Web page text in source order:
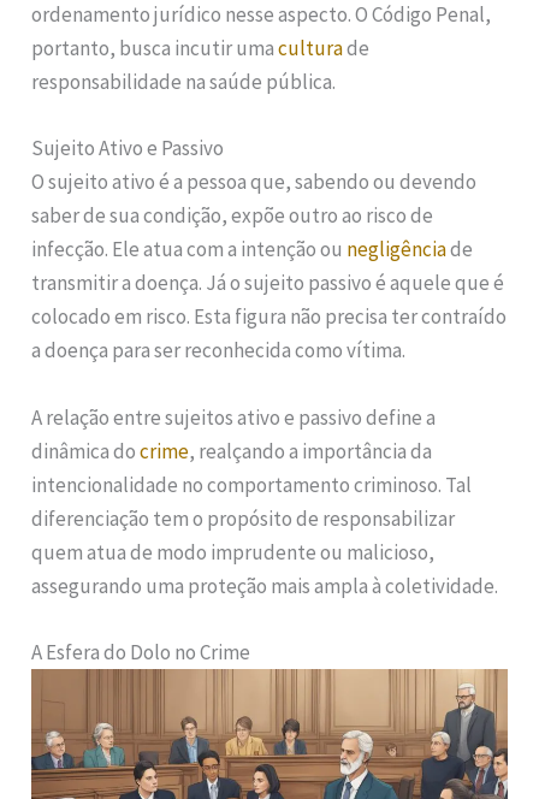
ordenamento jurídico nesse aspecto. O Código Penal,
portanto, busca incutir umaculturade
responsabilidade na saúde pública.
Sujeito Ativo e Passivo
O sujeito ativo é a pessoa que, sabendo ou devendo
saber de sua condição, expõe outro ao risco de
infecção. Ele atua com a intenção ou negligênciade
transmitir a doença. Já o sujeito passivo é aquele que é
colocado em risco. Esta figura não precisa ter contraído
a doença para ser reconhecida como vítima.
A relação entre sujeitos ativo e passivo define a
dinâmica docrime, realçando a importância da
intencionalidade no comportamento criminoso. Tal
diferenciação tem o propósito de responsabilizar
quem atua de modo imprudente ou malicioso,
assegurando uma proteção mais ampla à coletividade.
A Esfera do Dolo no Crime